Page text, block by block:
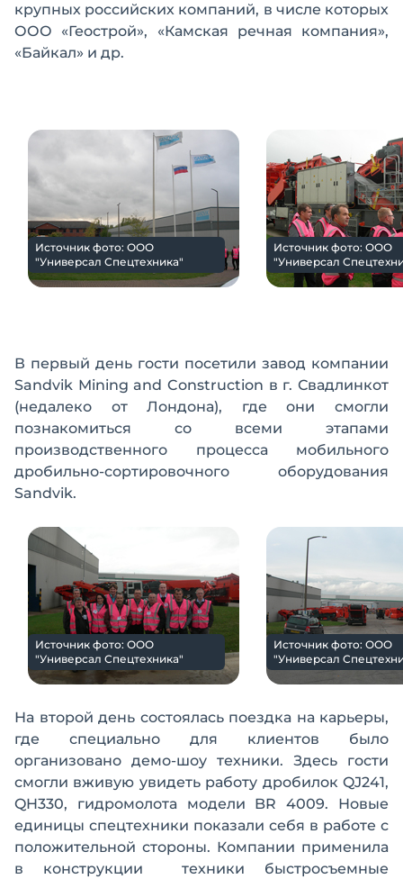
крупных российских компаний, в числе которых
ООО «Геострой», «Камская речная компания»,
«Байкал» и др.
Источник фото: ООО
"Универсал Спецтехника"
Источник фото: ООО
"Универсал
В первый день гости посетили завод компании
Sandvik Mining and Construction в г. Свадлинкот
(недалеко от Лондона), где они смогли
познакомиться со всеми этапами
производственного процесса мобильного
дробильно-сортировочного оборудования
Sandvik.
Источник фото: ООО
"Универсал Спецтехника"
Источник фото: ООО
"Универсал
На второй день состоялась поездка на карьеры,
где специально для клиентов было
организовано демо-шоу техники. Здесь гости
смогли вживую увидеть работу дробилок QJ241,
QH330, гидромолота модели BR 4009. Новые
единицы спецтехники показали себя в работе с
положительной стороны. Компании применила
в конструкции техники быстросъемные